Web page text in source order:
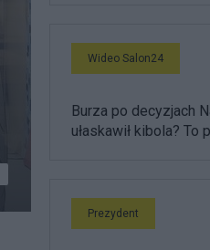
Wideo Salon24
Burza po decyzjach
ułaskawił kibola? To
Prezydent